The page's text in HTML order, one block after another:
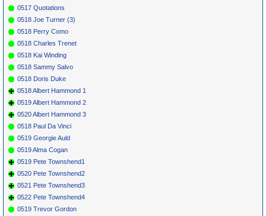
0517 Quotations
0518 Joe Turner (3)
0518 Perry Como
0518 Charles Trenet
0518 Kai Winding
0518 Sammy Salvo
0518 Doris Duke
0518 Albert Hammond 1
0519 Albert Hammond 2
0520 Albert Hammond 3
0518 Paul Da Vinci
0519 Georgie Auld
0519 Alma Cogan
0519 Pete Townshend1
0520 Pete Townshend2
0521 Pete Townshend3
0522 Pete Townshend4
0519 Trevor Gordon